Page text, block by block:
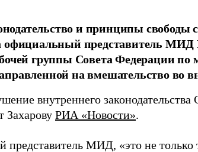
и принципы свободы
официальный представитель
группы Совета Федерации по
на вмешательство во
внутреннего
Захарову РИА «Новости».
представитель МИД, «это не